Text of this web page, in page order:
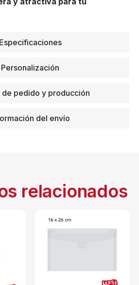
Especificaciones
Personalización
de pedido y producción
del envío
relacionados